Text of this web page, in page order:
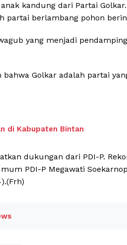
kandung dari Partai
partai berlambang pohon
yang menjadi
Golkar adalah partai
di Kabupaten Bintan
dukungan dari PDI-P.
PDI-P Megawati